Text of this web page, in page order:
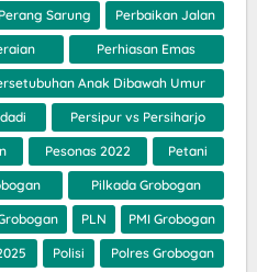
Perang Sarung Perbaikan Jalan
Perhiasan Emas
Anak Dibawah Umur
Persipur vs Persiharjo
Pesonas 2022 Petani
Pilkada Grobogan
PLN PMI Grobogan
Polisi Polres Grobogan